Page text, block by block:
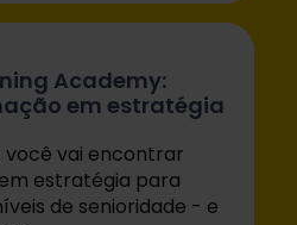
Academy:
em estratégia
você vai encontrar
estratégia para
de senioridade - e